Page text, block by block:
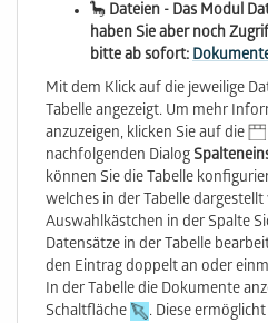
🦕 Dateien - Das Modul
haben Sie aber noch
bitte ab sofort:
Mit dem Klick auf die jeweilige
Tabelle angezeigt. Um mehr
anzuzeigen, klicken Sie auf die
nachfolgenden Dialog
können Sie die Tabelle
welches in der Tabelle
Auswahlkästchen in der Spalte
Datensätze in der Tabelle
den Eintrag doppelt an oder
In der Tabelle die Dokumente
Schaltfläche
. Diese